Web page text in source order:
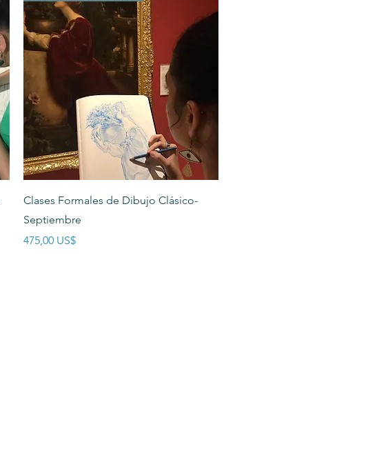
Vista rápida
Clases Formales de Dibujo Clásico-
Septiembre
Precio
475,00 US$